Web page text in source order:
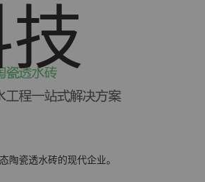
陶瓷透水砖的现代企业。